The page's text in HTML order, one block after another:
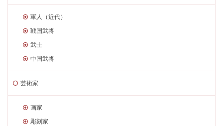
軍人（近代）
戦国武将
武士
中国武将
芸術家
画家
彫刻家